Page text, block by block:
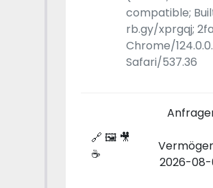
compatible;
rb.gy/xprgqj;
Chrome/
Safari/537.36
🔗 🖼 🎥
☕
Anfragen:
2026-08-